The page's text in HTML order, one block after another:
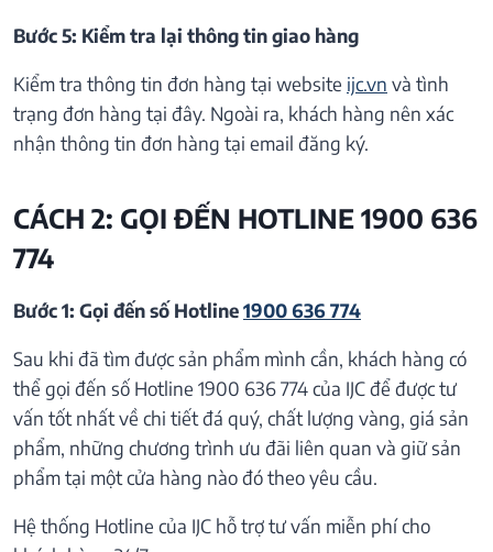
Bước 5: Kiểm tra lại thông tin giao hàng
Kiểm tra thông tin đơn hàng tại website ijc.vn và tình
trạng đơn hàng tại đây. Ngoài ra, khách hàng nên xác
nhận thông tin đơn hàng tại email đăng ký.
CÁCH 2: GỌI ĐẾN HOTLINE 1900 636
774
Bước 1: Gọi đến số Hotline1900 636 774
Sau khi đã tìm được sản phẩm mình cần, khách hàng có
thể gọi đến số Hotline 1900 636 774 của IJC để được tư
vấn tốt nhất về chi tiết đá quý, chất lượng vàng, giá sản
phẩm, những chương trình ưu đãi liên quan và giữ sản
phẩm tại một cửa hàng nào đó theo yêu cầu.
Hệ thống Hotline của IJC hỗ trợ tư vấn miễn phí cho